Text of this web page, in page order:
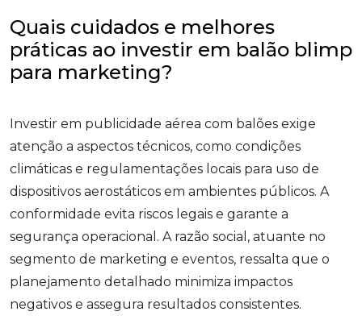
Quais cuidados e melhores
práticas ao investir em balão blimp
para marketing?
Investir em publicidade aérea com balões exige
atenção a aspectos técnicos, como condições
climáticas e regulamentações locais para uso de
dispositivos aerostáticos em ambientes públicos. A
conformidade evita riscos legais e garante a
segurança operacional. A razão social, atuante no
segmento de marketing e eventos, ressalta que o
planejamento detalhado minimiza impactos
negativos e assegura resultados consistentes.